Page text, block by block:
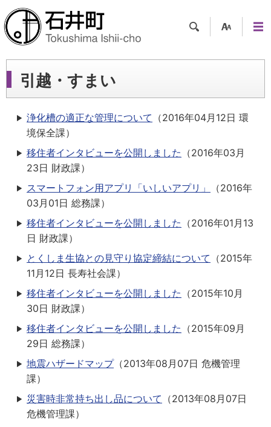
ツー
ュー
引越・すまい
浄化槽の適正な管理について （2016年04月12日 環
境保全課）
移住者インタビューを公開しました （2016年03月
23日 財政課）
スマートフォン用アプリ「いしいアプリ」
（2016年
03月01日 総務課）
移住者インタビューを公開しました （2016年01月13
日 財政課）
とくしま生協との見守り協定締結について （2015年
11月12日 長寿社会課）
移住者インタビューを公開しました （2015年10月
30日 財政課）
移住者インタビューを公開しました （2015年09月
29日 総務課）
地震ハザードマップ（2013年08月07日 危機管理
課）
災害時非常持ち出し品について （2013年08月07日
危機管理課）